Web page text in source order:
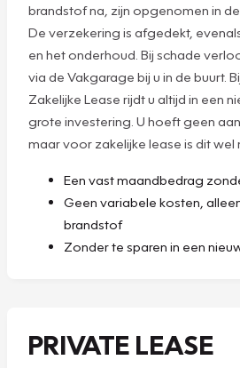
brandstof na, zijn opgenomen in
De verzekering is afgedekt,
en het onderhoud. Bij schade
via de Vakgarage bij u in de buurt.
Zakelijke Lease rijdt u altijd in een
grote investering. U hoeft geen
maar voor zakelijke lease is dit wel
Een vast maandbedrag
Geen variabele kosten,
brandstof
Zonder te sparen in een
PRIVATE LEASE